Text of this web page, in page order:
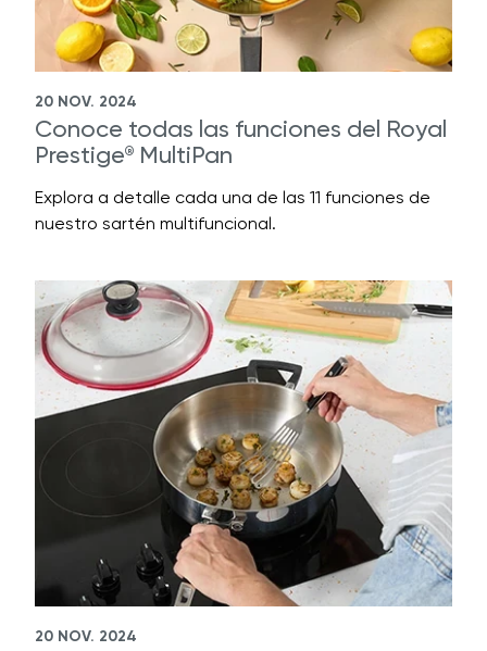
20 NOV. 2024
Conoce todas las funciones del Royal
Prestige® MultiPan
Explora a detalle cada una de las 11 funciones de
nuestro sartén multifuncional.
20 NOV. 2024